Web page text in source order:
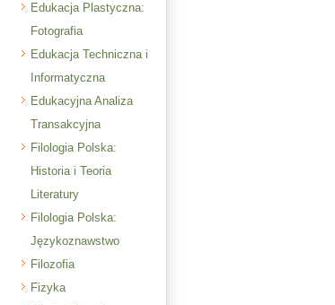
Edukacja Plastyczna:
Fotografia
Edukacja Techniczna i
Informatyczna
Edukacyjna Analiza
Transakcyjna
Filologia Polska:
Historia i Teoria
Literatury
Filologia Polska:
Językoznawstwo
Filozofia
Fizyka